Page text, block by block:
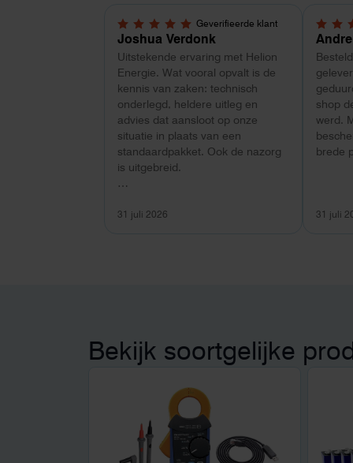
Geverifieerde klant
5,0 van 5 sterren
Joshua Verdonk
Uitstekende ervaring met Helion
Energie. Wat vooral opvalt is de
kennis van zaken: technisch
onderlegd, heldere uitleg en
advies dat aansloot op onze
situatie in plaats van een
standaardpakket. Ook de nazorg
is uitgebreid.
interessant: wij zaten met een
hele camping en zicht op
zelfvoorziening met
netcongestie.
31 juli 2026
4 van
shop
werd.
brede
31 juli
Bekijk soortgelijke